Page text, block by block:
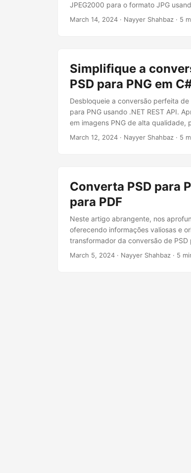
JPEG2000 para o formato JPG
March 14, 2024 · Nayyer Shahbaz · 5
Simplifique a
PSD para PNG em
Desbloqueie a conversão perfeita
para PNG usando .NET REST API.
em imagens PNG de alta qualidade,
March 12, 2024 · Nayyer Shahbaz · 5
Converta PSD para
para PDF
Neste artigo abrangente, nos
oferecendo informações valiosas e
transformador da conversão de PSD
March 5, 2024 · Nayyer Shahbaz · 5